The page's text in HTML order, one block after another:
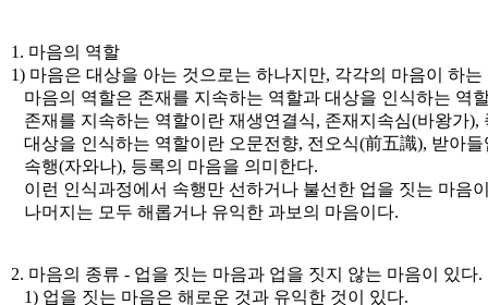
1. 마음의 역할
1) 마음은 대상을 아는 것으로는 하나지만, 각각의 마음이 하는
마음의 역할은 존재를 지속하는 역할과 대상을 인식하는 역
존재를 지속하는 역할이란 재생연결식, 존재지속심(바왕가),
대상을 인식하는 역할이란 오문전향, 전오식(前五識), 받아
속행(자와나), 등록의 마음을 의미한다.
이런 인식과정에서 속행만 선하거나 불선한 업을 짓는 마음
나머지는 모두 해롭거나 유익한 과보의 마음이다.
2. 마음의 종류 - 업을 짓는 마음과 업을 짓지 않는 마음이 있다.
1) 업을 짓는 마음은 해로운 것과 유익한 것이 있다.